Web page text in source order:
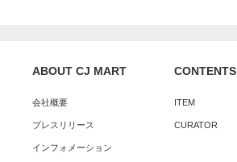
ABOUT CJ MART
会社概要
プレスリリース
インフォメーション
CONTENTS
ITEM
CURATOR